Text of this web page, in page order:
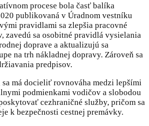
procese bola časť balíka
publikovaná v Úradnom vestníku
pravidlami sa zlepšia pracovné
zavedú sa osobitné pravidlá vysielania
doprave a aktualizujú sa
na trh nákladnej dopravy. Zároveň sa
predpisov.
má docieliť rovnováha medzi lepšími
podmienkami vodičov a slobodou
cezhraničné služby, pričom sa
k bezpečnosti cestnej premávky.